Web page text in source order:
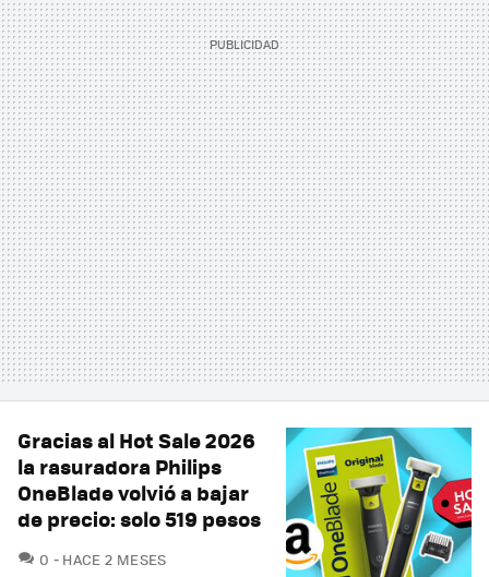
Gracias al Hot Sale 2026
la rasuradora Philips
OneBlade volvió a bajar
de precio: solo 519 pesos
0 COMENTARIOS
HACE 2 MESES